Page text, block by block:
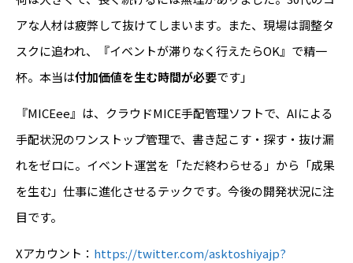
アな人材は疲弊して抜けてしまいます。また、現場は調整タ
スクに追われ、『イベントが滞りなく行えたらOK』で精一
杯。本当は付加価値を生む時間が必要です」
『MICEee』は、クラウドMICE手配管理ソフトで、AIによる
手配状況のワンストップ管理で、書き起こす・探す・抜け漏
れをゼロに。イベント運営を「ただ終わらせる」から「成果
を生む」仕事に進化させるテックです。今後の開発状況に注
目です。
Xアカウント： https://twitter.com/asktoshiyajp?